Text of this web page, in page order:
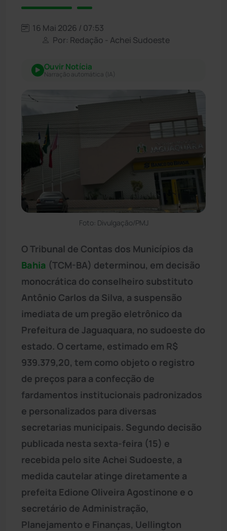
16 Mai 2026 / 07:53
Por: Redação - Achei Sudoeste
Ouvir Notícia
Narração automática (IA)
Foto: Divulgação/PMJ
O Tribunal de Contas dos Municípios da
Bahia (TCM-BA) determinou, em decisão
monocrática do conselheiro substituto
Antônio Carlos da Silva, a suspensão
imediata de um pregão eletrônico da
Prefeitura de Jaguaquara, no sudoeste do
estado. O certame, estimado em R$
939.379,20, tem como objeto o registro
de preços para a confecção de
fardamentos institucionais padronizados
e personalizados para diversas
secretarias municipais. Segundo decisão
publicada nesta sexta-feira (15) e
recebida pelo site Achei Sudoeste, a
medida cautelar atinge diretamente a
prefeita Edione Oliveira Agostinone e o
secretário de Administração,
Planejamento e Finanças, Uellington